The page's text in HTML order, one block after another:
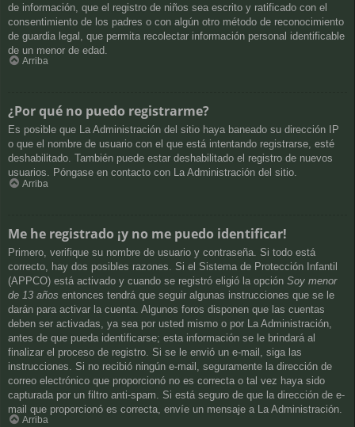
de información, que el registro de niños sea escrito y ratificado con el
consentimiento de los padres o con algún otro método de reconocimiento
de guardia legal, que permita recolectar información personal identificable
de un menor de edad.
Arriba
¿Por qué no puedo registrarme?
Es posible que La Administración del sitio haya baneado su dirección IP
o que el nombre de usuario con el que está intentando registrarse, esté
deshabilitado. También puede estar deshabilitado el registro de nuevos
usuarios. Póngase en contacto con La Administración del sitio.
Arriba
Me he registrado ¡y no me puedo identificar!
Primero, verifique su nombre de usuario y contraseña. Si todo está
correcto, hay dos posibles razones. Si el Sistema de Protección Infantil
(APPCO) está activado y cuando se registró eligió la opción Soy menor
de 13 años entonces tendrá que seguir algunas instrucciones que se le
darán para activar la cuenta. Algunos foros disponen que las cuentas
deben ser activadas, ya sea por usted mismo o por La Administración,
antes de que pueda identificarse; esta información se le brindará al
finalizar el proceso de registro. Si se le envió un e-mail, siga las
instrucciones. Si no recibió ningún e-mail, seguramente la dirección de
correo electrónico que proporcionó no es correcta o tal vez haya sido
capturada por un filtro anti-spam. Si está seguro de que la dirección de e-
mail que proporcionó es correcta, envíe un mensaje a La Administración.
Arriba